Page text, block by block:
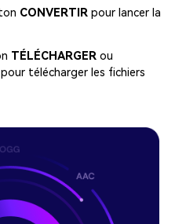
CONVERTIR pour lancer la
TÉLÉCHARGER ou
pour télécharger les fichiers